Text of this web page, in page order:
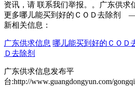
资讯，请 联系我们举报。。广东供求
更多哪儿能买到好的ＣＯＤ去除剂
新相关信息：
广东供求信息 哪儿能买到好的ＣＯ
Ｄ去除剂
广东供求信息发布平
台:http://www.guangdongyun.com/